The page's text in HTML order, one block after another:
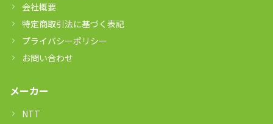
会社概要
特定商取引法に基づく表記
プライバシーポリシー
お問い合わせ
メーカー
NTT